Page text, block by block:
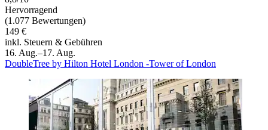
Hervorragend
(1.077 Bewertungen)
149 €
inkl. Steuern & Gebühren
16. Aug.–17. Aug.
DoubleTree by Hilton Hotel London -Tower of London